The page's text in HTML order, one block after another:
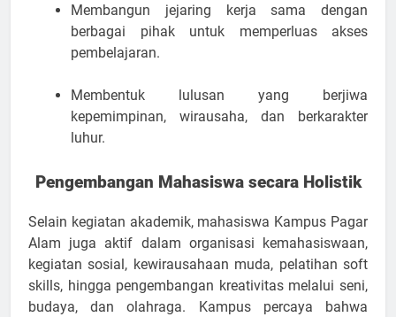
Membangun jejaring kerja sama dengan
berbagai pihak untuk memperluas akses
pembelajaran.
Membentuk lulusan yang berjiwa
kepemimpinan, wirausaha, dan berkarakter
luhur.
Pengembangan Mahasiswa secara Holistik
Selain kegiatan akademik, mahasiswa Kampus Pagar
Alam juga aktif dalam organisasi kemahasiswaan,
kegiatan sosial, kewirausahaan muda, pelatihan soft
skills, hingga pengembangan kreativitas melalui seni,
budaya, dan olahraga. Kampus percaya bahwa